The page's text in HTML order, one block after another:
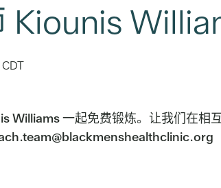
Kiounis
CDT
Williams 一起免费锻炼。让我们在